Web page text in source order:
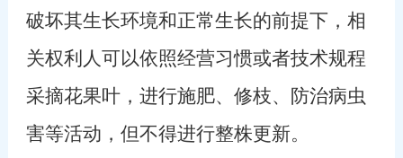
破坏其生长环境和正常生长的前提下，相
关权利人可以依照经营习惯或者技术规程
采摘花果叶，进行施肥、修枝、防治病虫
害等活动，但不得进行整株更新。